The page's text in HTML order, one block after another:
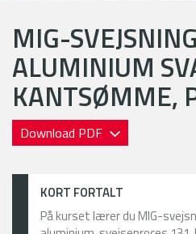
MIG-
ALUMINIUM
KANTSØMME,
Download PDF
KORT FORTALT
På kurset lærer du MIG-